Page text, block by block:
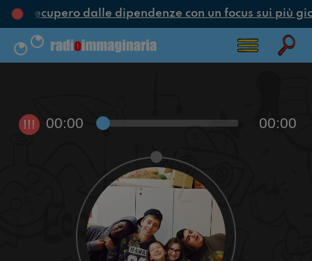
e recupero dalle dipendenze con un focus sui più
!!! 00:00 00:00